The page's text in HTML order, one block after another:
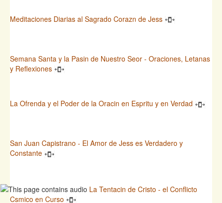
Meditaciones Diarias al Sagrado Corazn de Jess
Semana Santa y la Pasin de Nuestro Seor - Oraciones, Letanas
y Reflexiones
La Ofrenda y el Poder de la Oracin en Espritu y en Verdad
San Juan Capistrano - El Amor de Jess es Verdadero y
Constante
La Tentacin de Cristo - el Conflicto
Csmico en Curso